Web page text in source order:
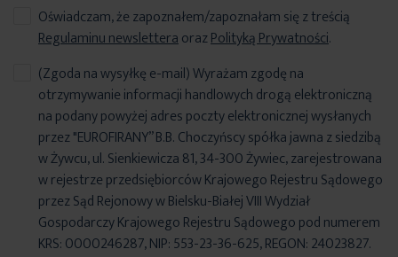
Oświadczam, że zapoznałem/zapoznałam się z treścią
Regulaminu newsletteraorazPolityką Prywatności.
(Zgoda na wysyłkę e-mail) Wyrażam zgodę na
otrzymywanie informacji handlowych drogą elektroniczną
na podany powyżej adres poczty elektronicznej wysłanych
przez "EUROFIRANY” B.B. Choczyńscy spółka jawna z siedzibą
w Żywcu, ul. Sienkiewicza 81, 34-300 Żywiec, zarejestrowana
w rejestrze przedsiębiorców Krajowego Rejestru Sądowego
przez Sąd Rejonowy w Bielsku-Białej VIII Wydział
Gospodarczy Krajowego Rejestru Sądowego pod numerem
KRS: 0000246287, NIP: 553-23-36-625, REGON: 24023827.